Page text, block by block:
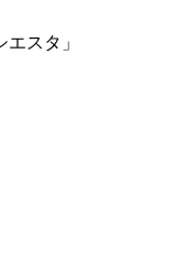
スタ」